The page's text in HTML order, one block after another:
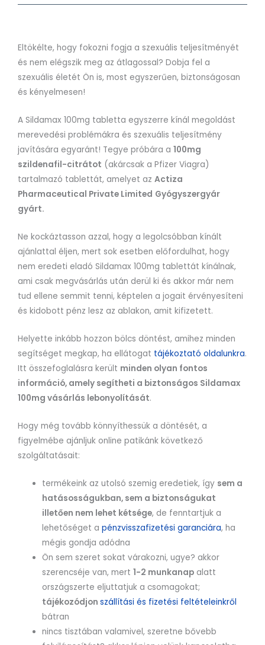
Eltökélte, hogy fokozni fogja a szexuális teljesítményét
és nem elégszik meg az átlagossal? Dobja fel a
szexuális életét Ön is, most egyszerűen, biztonságosan
és kényelmesen!
A Sildamax 100mg tabletta egyszerre kínál megoldást
merevedési problémákra és szexuális teljesítmény
javítására egyaránt! Tegye próbára a 100mg
szildenafil-citrátot (akárcsak a Pfizer Viagra)
tartalmazó tablettát, amelyet az Actiza
Pharmaceutical Private Limited Gyógyszergyár
gyárt.
Ne kockáztasson azzal, hogy a legolcsóbban kínált
ajánlattal éljen, mert sok esetben előfordulhat, hogy
nem eredeti eladó Sildamax 100mg tablettát kínálnak,
ami csak megvásárlás után derül ki és akkor már nem
tud ellene semmit tenni, képtelen a jogait érvényesíteni
és kidobott pénz lesz az ablakon, amit kifizetett.
Helyette inkább hozzon bölcs döntést, amihez minden
segítséget megkap, ha ellátogat tájékoztató oldalunkra.
Itt összefoglalásra került minden olyan fontos
információ, amely segítheti a biztonságos Sildamax
100mg vásárlás lebonyolítását.
Hogy még tovább könnyíthessük a döntését, a
figyelmébe ajánljuk online patikánk következő
szolgáltatásait:
termékeink az utolsó szemig eredetiek, így sem a
hatásosságukban, sem a biztonságukat
illetően nem lehet kétsége, de fenntartjuk a
lehetőséget apénzvisszafizetési garanciára, ha
mégis gondja adódna
Ön sem szeret sokat várakozni, ugye? akkor
szerencséje van, mert1-2 munkanap alatt
országszerte eljuttatjuk a csomagokat;
tájékozódjonszállítási és fizetési feltételeinkről
bátran
nincs tisztában valamivel, szeretne bővebb